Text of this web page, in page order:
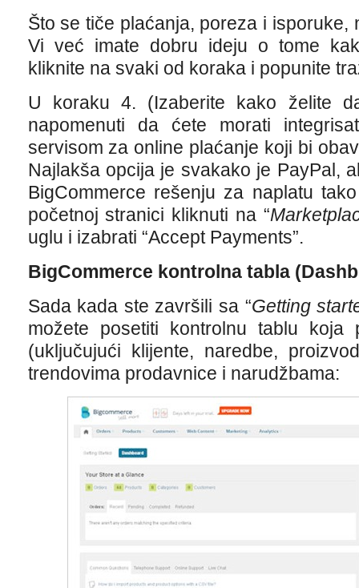
Što se tiče plaćanja, poreza i isporuke,
Vi već imate dobru ideju o tome
kliknite na svaki od koraka i popunite
U koraku 4. (Izaberite kako želite
napomenuti da ćete morati
servisom za online plaćanje koji bi
Najlakša opcija je svakako je PayPal,
BigCommerce rešenju za naplatu
početnoj stranici kliknuti na “
uglu i izabrati “Accept Payments”.
BigCommerce kontrolna tabla
Sada kada ste završili sa “Getting
možete posetiti kontrolnu tablu koja
(uključujući klijente, naredbe,
trendovima prodavnice i narudžbama: